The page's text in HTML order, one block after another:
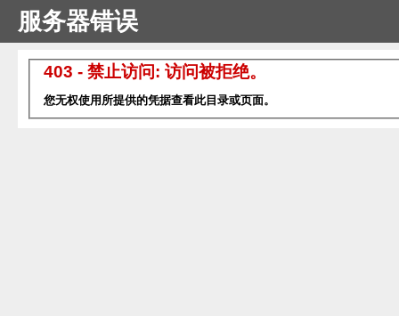
服务器错误
403 - 禁止访问: 访问被拒绝。
您无权使用所提供的凭据查看此目录或页面。